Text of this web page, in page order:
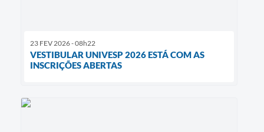
23 FEV 2026 - 08h22
VESTIBULAR UNIVESP 2026 ESTÁ COM AS
INSCRIÇÕES ABERTAS